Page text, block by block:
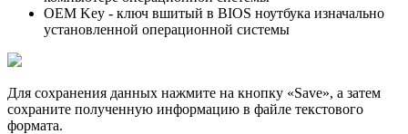
OEM Key - ключ вшитый в BIOS ноутбука изначально
установленной операционной системы
Для сохранения данных нажмите на кнопку «Save», а затем
сохраните полученную информацию в файле текстового
формата.